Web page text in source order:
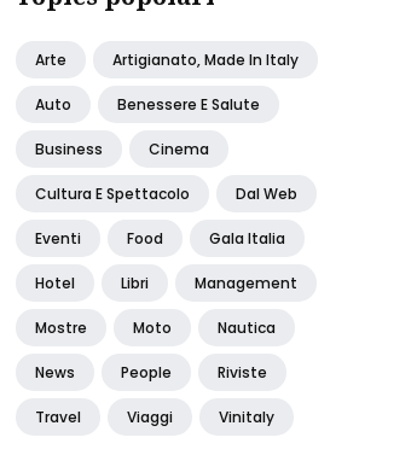
Arte Artigianato, Made In Italy
Auto Benessere E Salute
Business Cinema
Cultura E Spettacolo Dal Web
Eventi Food Gala Italia
Hotel Libri Management
Mostre Moto Nautica
News People Riviste
Travel Viaggi Vinitaly